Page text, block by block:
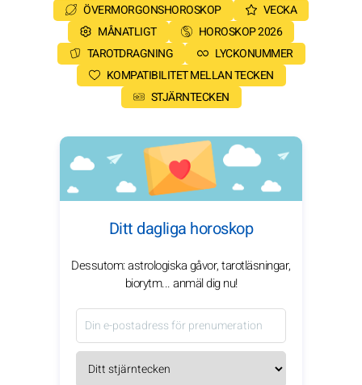
ÖVERMORGONSHOROSKOP
VECKA
MÅNATLIGT
HOROSKOP 2026
TAROTDRAGNING
LYCKONUMMER
KOMPATIBILITET MELLAN TECKEN
STJÄRNTECKEN
Ditt dagliga horoskop
Dessutom: astrologiska gåvor, tarotläsningar,
biorytm... anmäl dig nu!